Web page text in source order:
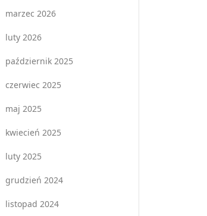
marzec 2026
luty 2026
październik 2025
czerwiec 2025
maj 2025
kwiecień 2025
luty 2025
grudzień 2024
listopad 2024